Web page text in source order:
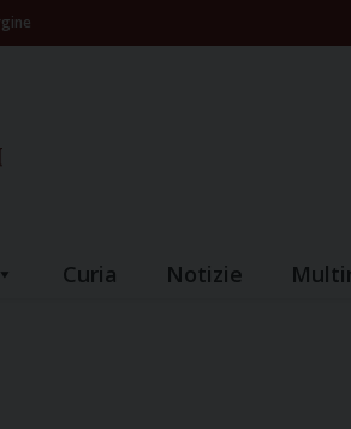
Curia Notizie